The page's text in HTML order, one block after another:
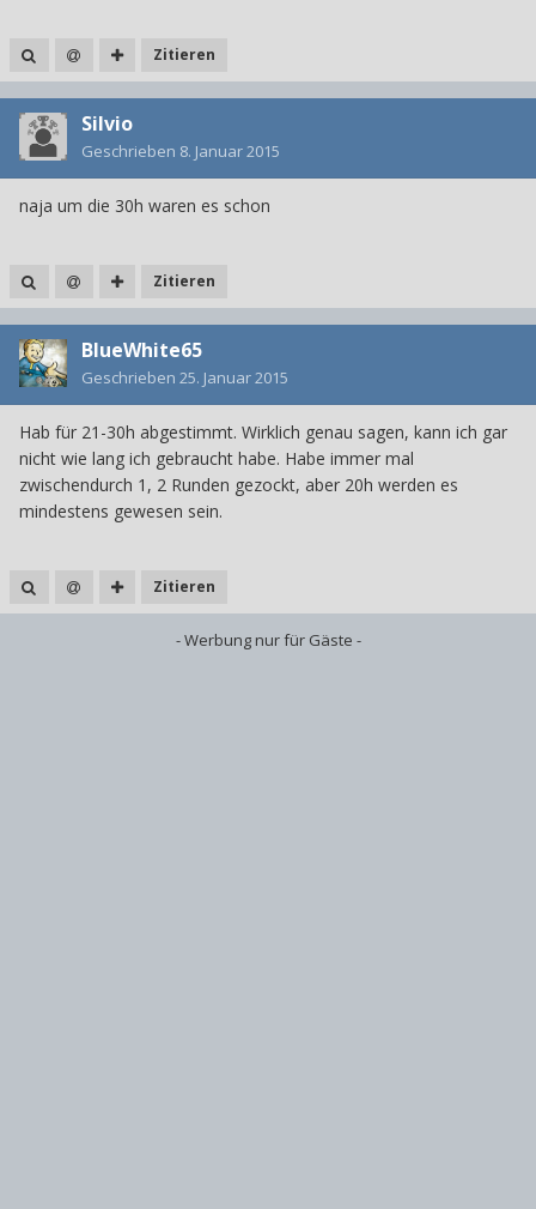
Zitieren
Silvio
Geschrieben 8. Januar 2015
naja um die 30h waren es schon
Zitieren
BlueWhite65
Geschrieben 25. Januar 2015
Hab für 21-30h abgestimmt. Wirklich genau sagen, kann ich gar
nicht wie lang ich gebraucht habe. Habe immer mal
zwischendurch 1, 2 Runden gezockt, aber 20h werden es
mindestens gewesen sein.
Zitieren
- Werbung nur für Gäste -